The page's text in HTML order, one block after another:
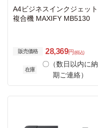
A4ビジネスインクジェット
複合機 MAXIFY MB5130
販売価格 28,369円 (税込)
在庫
〇（数日以内に納
期ご連絡）